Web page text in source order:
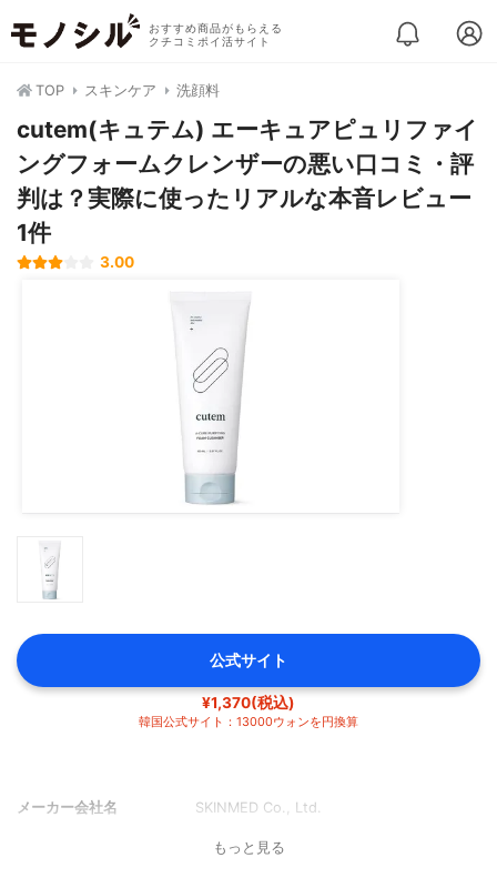
おすすめ商品がもらえる
クチコミポイ活サイト
TOP スキンケア 洗顔料
cutem(キュテム) エーキュアピュリファイ
ングフォームクレンザーの悪い口コミ・評
判は？実際に使ったリアルな本音レビュー
1件
3.00
公式サイト
¥1,370(税込)
韓国公式サイト：13000ウォンを円換算
メーカー会社名 SKINMED Co., Ltd.
もっと見る